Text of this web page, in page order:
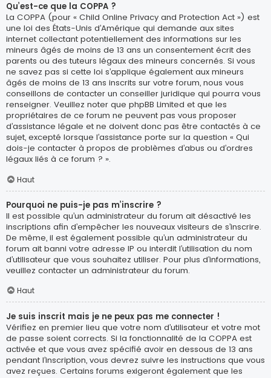
Qu’est-ce que la COPPA ?
La COPPA (pour « Child Online Privacy and Protection Act ») est
une loi des États-Unis d’Amérique qui demande aux sites
internet collectant potentiellement des informations sur les
mineurs âgés de moins de 13 ans un consentement écrit des
parents ou des tuteurs légaux des mineurs concernés. Si vous
ne savez pas si cette loi s’applique également aux mineurs
âgés de moins de 13 ans inscrits sur votre forum, nous vous
conseillons de contacter un conseiller juridique qui pourra vous
renseigner. Veuillez noter que phpBB Limited et que les
propriétaires de ce forum ne peuvent pas vous proposer
d’assistance légale et ne doivent donc pas être contactés à ce
sujet, excepté lorsque l’assistance porte sur la question « Qui
dois-je contacter à propos de problèmes d’abus ou d’ordres
légaux liés à ce forum ? ».
Haut
Pourquoi ne puis-je pas m’inscrire ?
Il est possible qu’un administrateur du forum ait désactivé les
inscriptions afin d’empêcher les nouveaux visiteurs de s’inscrire.
De même, il est également possible qu’un administrateur du
forum ait banni votre adresse IP ou interdit l’utilisation du nom
d’utilisateur que vous souhaitez utiliser. Pour plus d’informations,
veuillez contacter un administrateur du forum.
Haut
Je suis inscrit mais je ne peux pas me connecter !
Vérifiez en premier lieu que votre nom d’utilisateur et votre mot
de passe soient corrects. Si la fonctionnalité de la COPPA est
activée et que vous avez spécifié avoir en dessous de 13 ans
pendant l’inscription, vous devrez suivre les instructions que vous
avez reçues. Certains forums exigeront également que les